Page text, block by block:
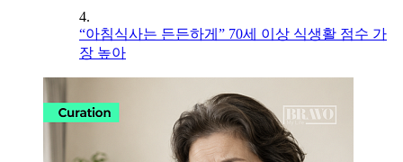
4.
“아침식사는 든든하게” 70세 이상 식생활 점수 가
장 높아